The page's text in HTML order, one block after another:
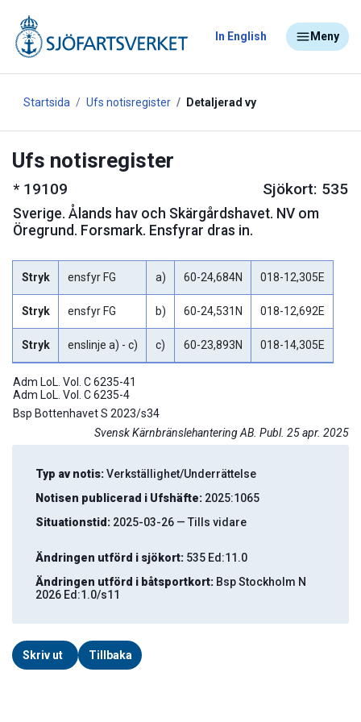
In English Meny
Startsida Ufs notisregister Detaljerad vy
Ufs notisregister
* 19109 Sjökort: 535
Sverige. Ålands hav och Skärgårdshavet. NV om
Öregrund. Forsmark. Ensfyrar dras in.
Stryk ensfyr FG a) 60-24,684N 018-12,305E
Stryk ensfyr FG b) 60-24,531N 018-12,692E
Stryk enslinje a) - c) c) 60-23,893N 018-14,305E
Adm LoL. Vol. C 6235-41
Adm LoL. Vol. C 6235-4
Bsp Bottenhavet S 2023/s34
Svensk Kärnbränslehantering AB. Publ. 25 apr. 2025
Typ av notis:Verkställighet/Underrättelse
Notisen publicerad i Ufshäfte: 2025:1065
Situationstid: 2025-03-26 — Tills vidare
Ändringen utförd i sjökort: 535 Ed:11.0
Ändringen utförd i båtsportkort: Bsp Stockholm N
2026 Ed:1.0/s11
Skriv ut Tillbaka